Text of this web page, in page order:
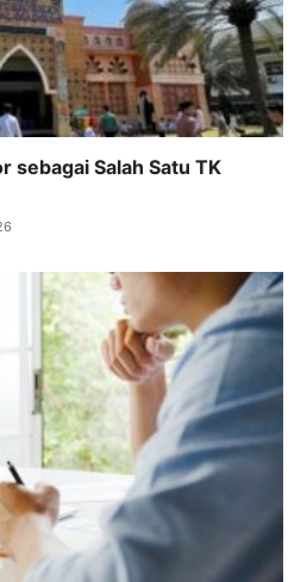
sebagai Salah Satu TK